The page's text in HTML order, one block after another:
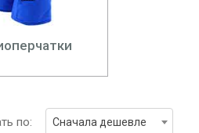
по: Сначала дешевле